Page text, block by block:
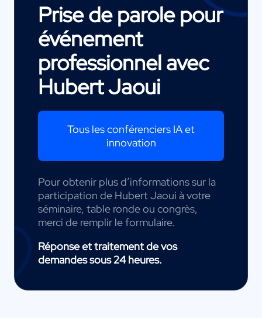
Prise de parole pour
événement
professionnel avec
Hubert Jaoui
Tous les conférenciers IA et
innovation
Pour obtenir plus d’informations sur la
participation de Hubert Jaoui à votre
séminaire, table ronde ou congrès,
merci de remplir le formulaire.
Réponse et traitement de vos
demandes sous 24 heures.